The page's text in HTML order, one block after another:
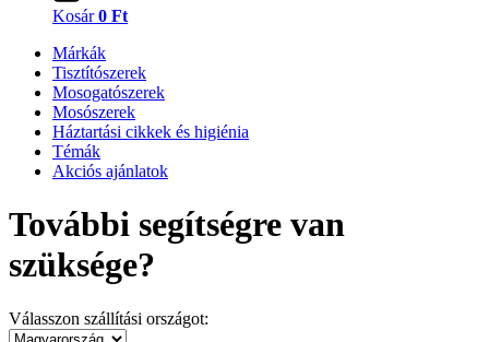
Kosár 0 Ft
Márkák
Tisztítószerek
Mosogatószerek
Mosószerek
Háztartási cikkek és higiénia
Témák
Akciós ajánlatok
További segítségre van
szüksége?
Válasszon szállítási országot: